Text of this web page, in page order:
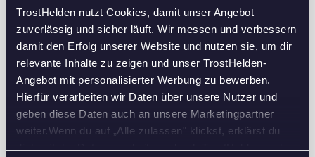
TrostHelden nutzt Cookies, damit unser Angebot
zuverlässig und sicher läuft. Wir messen und verbessern
damit den Erfolg unserer Website und nutzen sie, um dir
relevante Inhalte zu zeigen und unser TrostHelden-
Angebot mit personalisierter Werbung zu bewerben.
Hierfür verarbeiten wir Daten über unsere Nutzer und
geben diese Daten auch an unsere Marketingpartner
weiter.Wenn du auf „Alle zulassen" klickst, erklärst du
dich mit der Datenverarbeitung durch TrostHelden und
mit Menschen teilen kannst, die Ähnliches
durchleben. Die Erfahrung zeigt, dass der Austausch
mit anderen Trauernden besonders heilsam ist und
neue Perspektiven eröffnet [Ökumenischer
Hospizdienst Böblingen].
In einer begleiteten Gruppe kannst Du Dich mit
Deiner Trauer gesehen und verstanden fühlen. Die
regelmäßigen Treffen bieten Dir die Möglichkeit,